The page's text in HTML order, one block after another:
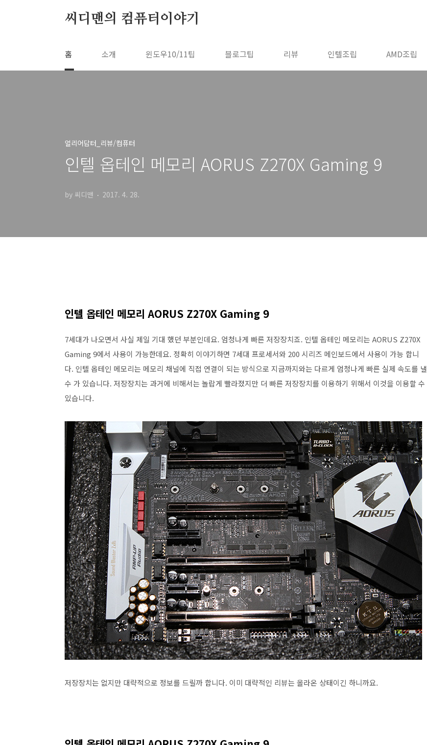
씨디맨의 컴퓨터이야기
홈 소개 윈도우10/11팁 블로그팁 리뷰 인텔조립 AMD조립
얼리어답터_리뷰/컴퓨터
인텔 옵테인 메모리 AORUS Z270X Gaming 9
by 씨디맨 2017. 4. 28.
인텔 옵테인 메모리 AORUS Z270X Gaming 9
7세대가 나오면서 사실 제일 기대 했던 부분인데요. 엄청나게 빠른 저장장치죠. 인텔 옵테인 메모리는 AORUS Z270X
Gaming 9에서 사용이 가능한데요. 정확히 이야기하면 7세대 프로세서와 200 시리즈 메인보드에서 사용이 가능 합니
다. 인텔 옵테인 메모리는 메모리 채널에 직접 연결이 되는 방식으로 지금까지와는 다르게 엄청나게 빠른 실제 속도를 낼
수 가 있습니다. 저장장치는 과거에 비해서는 놀랍게 빨라졌지만 더 빠른 저장장치를 이용하기 위해서 이것을 이용할 수
있습니다.
저장장치는 없지만 대략적으로 정보를 드릴까 합니다. 이미 대략적인 리뷰는 올라온 상태이긴 하니까요.